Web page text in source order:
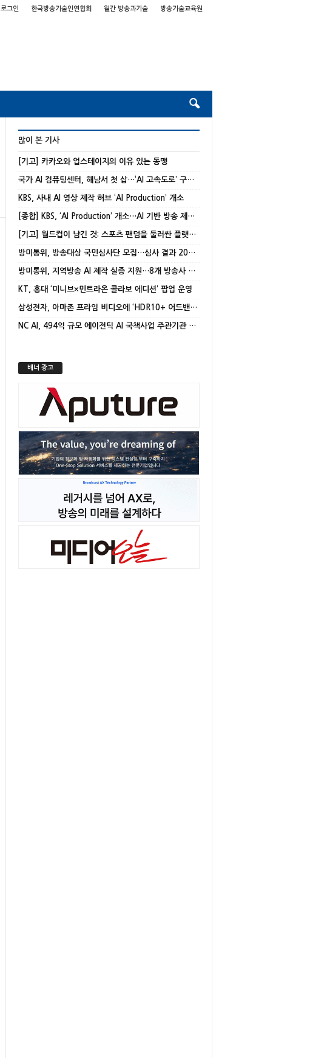
로그인 한국방송기술인연합회 월간 방송과기술 방송기술교육원
많이 본 기사
[기고] 카카오와 업스테이지의 이유 있는 동맹
국가 AI 컴퓨팅센터, 해남서 첫 삽…‘AI 고속도로’ 구축 본격화
KBS, 사내 AI 영상 제작 허브 ‘AI Production’ 개소
[종합] KBS, ‘AI Production’ 개소…AI 기반 방송 제작 본격화
[기고] 월드컵이 남긴 것: 스포츠 팬덤을 둘러싼 플랫폼 경쟁의 재편
방미통위, 방송대상 국민심사단 모집…심사 결과 20% 반영
방미통위, 지역방송 AI 제작 실증 지원…8개 방송사 선정
KT, 홍대 ‘미니브×민트라온 콜라보 에디션’ 팝업 운영
삼성전자, 아마존 프라임 비디오에 ‘HDR10+ 어드밴스드’ 적용
NC AI, 494억 규모 에이전틱 AI 국책사업 주관기관 선정
배너 광고